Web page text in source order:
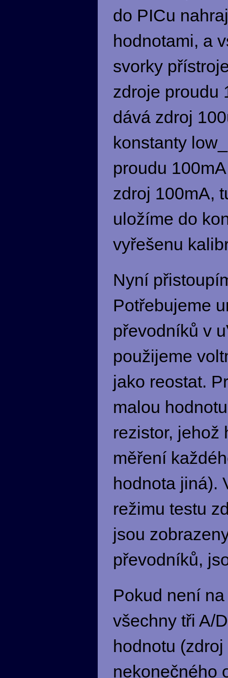
do PICu
hodnotami, a
svorky
zdroje proudu
dává zdroj
konstanty
proudu
zdroj 100mA,
uložíme do
vyřešenu
Nyní
Potřebujeme
převodníků v
použijeme
jako reostat.
malou
rezistor, jehož
měření
hodnota jiná).
režimu testu
jsou
převodníků,
Pokud není
všechny tři A/
hodnotu
nekonečného